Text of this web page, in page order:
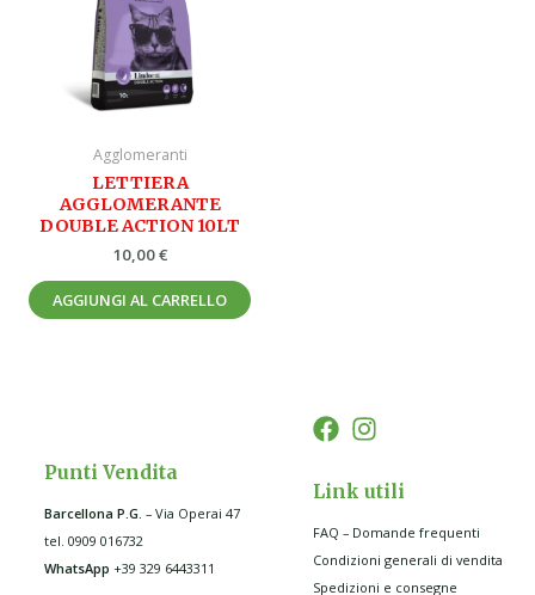
Agglomeranti
LETTIERA
AGGLOMERANTE
DOUBLE ACTION 10LT
10,00€
AGGIUNGI AL CARRELLO
Punti Vendita
Barcellona P.G. – Via Operai 47
tel. 0909 016732
WhatsApp +39 329 6443311
Link utili
FAQ – Domande frequenti
Condizioni generali di vendita
Spedizioni e consegne